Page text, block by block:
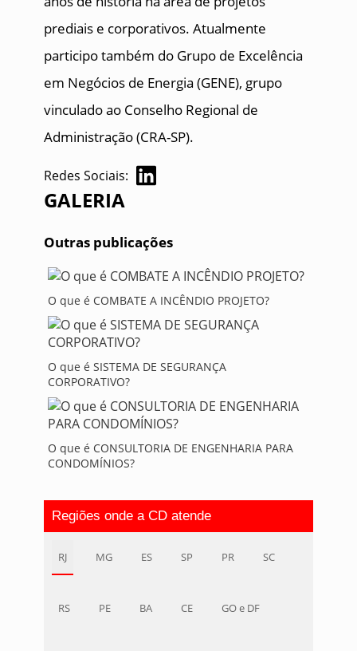
prediais e corporativos. Atualmente
participo também do Grupo de Excelência
em Negócios de Energia (GENE), grupo
vinculado ao Conselho Regional de
Administração (CRA-SP).
Redes Sociais:
GALERIA
Outras publicações
O que é COMBATE A INCÊNDIO PROJETO?
O que é SISTEMA DE SEGURANÇA
CORPORATIVO?
O que é CONSULTORIA DE ENGENHARIA PARA
CONDOMÍNIOS?
Regiões onde a CD atende
RJ MG ES SP PR SC
RS PE BA CE GO e DF